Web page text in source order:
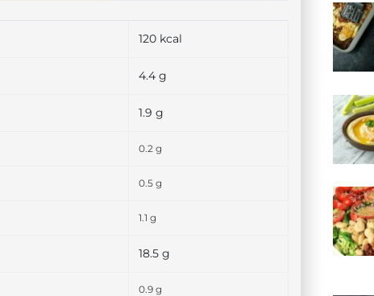
120 kcal
4.4 g
1.9 g
0.2 g
0.5 g
1.1 g
18.5 g
0.9 g